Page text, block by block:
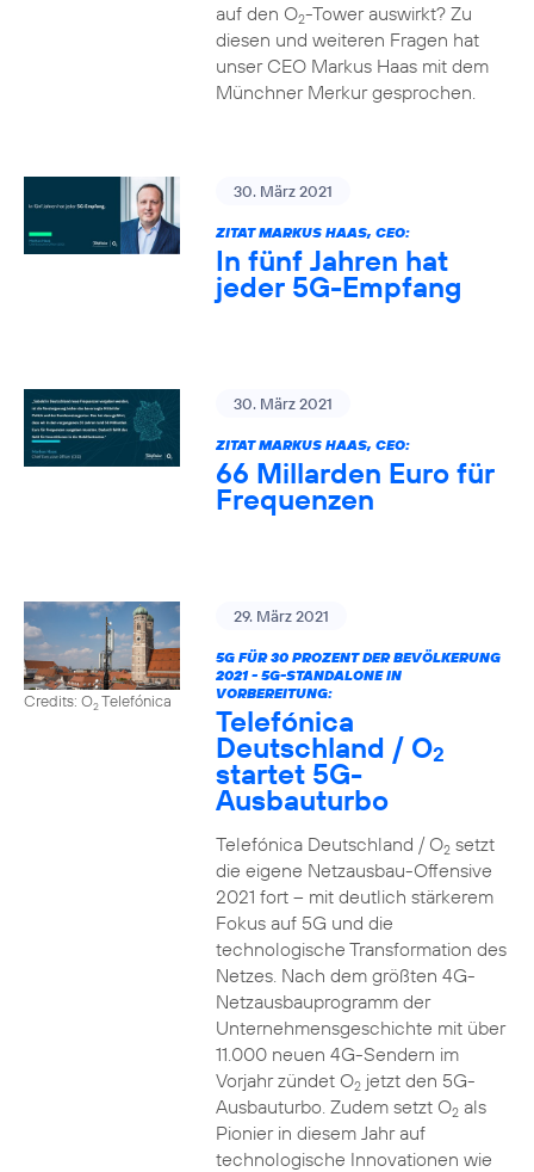
auf den O2-Tower auswirkt? Zu
diesen und weiteren Fragen hat
unser CEO Markus Haas mit dem
Münchner Merkur gesprochen.
30. März 2021
ZITAT MARKUS HAAS, CEO:
In fünf Jahren hat
jeder 5G-Empfang
30. März 2021
ZITAT MARKUS HAAS, CEO:
66 Millarden Euro für
Frequenzen
Credits: O2Telefónica
29. März 2021
5G FÜR 30 PROZENT DER BEVÖLKERUNG
2021 - 5G-STANDALONE IN
VORBEREITUNG:
Telefónica
Deutschland / O2
startet 5G-
Ausbauturbo
Telefónica Deutschland / O2setzt
die eigene Netzausbau-Offensive
2021 fort – mit deutlich stärkerem
Fokus auf 5G und die
technologische Transformation des
Netzes. Nach dem größten 4G-
Netzausbauprogramm der
Unternehmensgeschichte mit über
11.000 neuen 4G-Sendern im
Vorjahr zündet O2jetzt den 5G-
Ausbauturbo. Zudem setzt O2als
Pionier in diesem Jahr auf
technologische Innovationen wie